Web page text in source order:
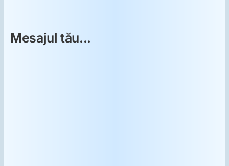
Mesajul tău...